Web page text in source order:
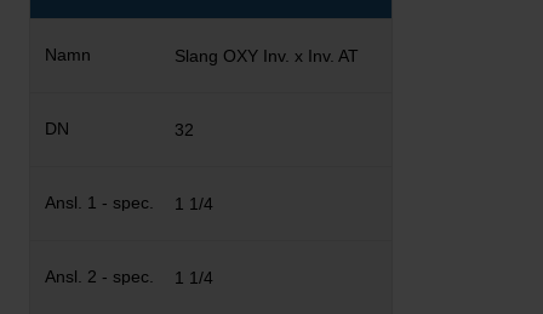
Slang OXY Inv. x Inv. AT
32
1 1/4
1 1/4